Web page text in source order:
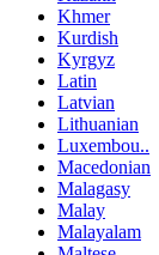
Khmer
Kurdish
Kyrgyz
Latin
Latvian
Lithuanian
Luxembou..
Macedonian
Malagasy
Malay
Malayalam